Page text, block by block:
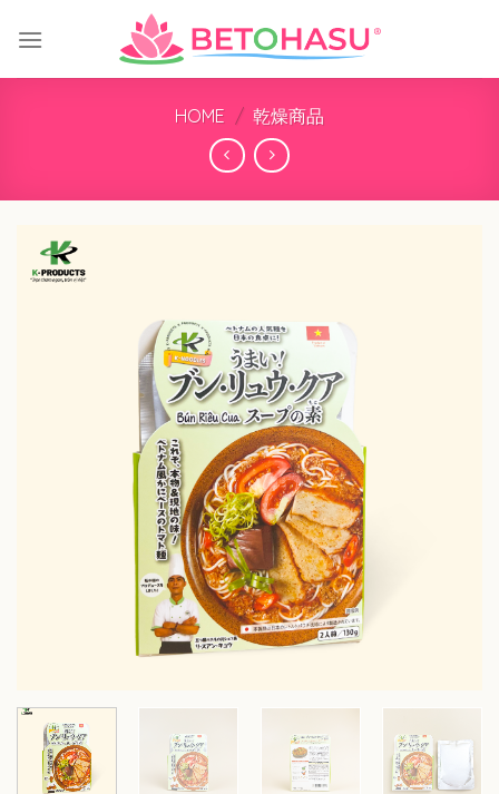
HOME / 乾燥商品